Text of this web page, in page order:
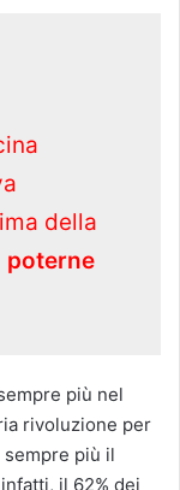
della
poterne
più nel
rivoluzione per
più il
il 62% dei